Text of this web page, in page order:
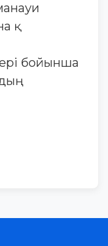
қ
бойынша